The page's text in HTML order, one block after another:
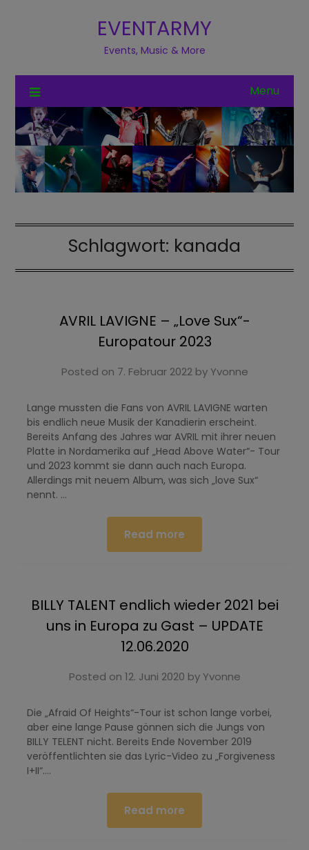
EVENTARMY
Events, Music & More
Menu
Schlagwort: kanada
AVRIL LAVIGNE – „Love Sux“-
Europatour 2023
Posted on 7. Februar 2022byYvonne
Lange mussten die Fans von AVRIL LAVIGNE warten
bis endlich neue Musik der Kanadierin erscheint.
Bereits Anfang des Jahres war AVRIL mit ihrer neuen
Platte in Nordamerika auf „Head Above Water“- Tour
und 2023 kommt sie dann auch nach Europa.
Allerdings mit neuem Album, was sich „love Sux“
nennt. …
Read more
BILLY TALENT endlich wieder 2021 bei
uns in Europa zu Gast – UPDATE
12.06.2020
Posted on 12. Juni 2020 byYvonne
Die „Afraid Of Heights“-Tour ist schon lange vorbei,
aber eine lange Pause gönnen sich die Jungs von
BILLY TELENT nicht. Bereits Ende November 2019
veröffentlichten sie das Lyric-Video zu „Forgiveness
I+II“….
Read more